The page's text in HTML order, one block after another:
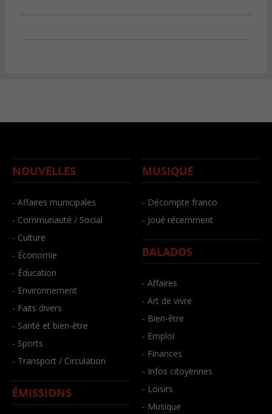
NOUVELLES
- Affaires municipales
- Communauté / Social
- Culture
- Économie
- Éducation
- Environnement
- Faits divers
- Santé et bien-être
- Sports
- Transport / Circulation
ÉMISSIONS
MUSIQUE
- Décompte franco
- Joué récemment
BALADOS
- Affaires
- Art de vivre
- Bien-être
- Emploi
- Finances
- Infos citoyennes
- Loisirs
- Musique